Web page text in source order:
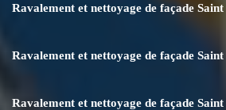
Ravalement et nettoyage de façade
Ravalement et nettoyage de façade
Ravalement et nettoyage de façade